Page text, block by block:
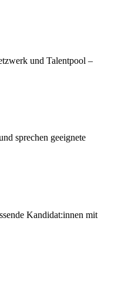
und Talentpool –
sprechen geeignete
Kandidat:innen mit